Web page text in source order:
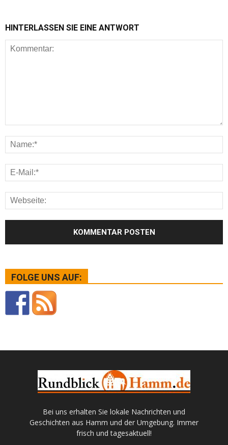
HINTERLASSEN SIE EINE ANTWORT
FOLGE UNS AUF:
Bei uns erhalten Sie lokale Nachrichten und
Geschichten aus Hamm und der Umgebung. Immer
frisch und tagesaktuell!